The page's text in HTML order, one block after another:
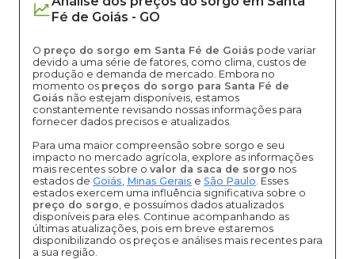
Fé de Goiás - GO
O preço do sorgo em Santa Fé de Goiás pode variar
devido a uma série de fatores, como clima, custos de
produção e demanda de mercado. Embora no
momento os preços do sorgo para Santa Fé de
Goiás não estejam disponíveis, estamos
constantemente revisando nossas informações para
fornecer dados precisos e atualizados.
Para uma maior compreensão sobre sorgo e seu
impacto no mercado agrícola, explore as informações
mais recentes sobre o valor da saca de sorgo nos
estados de Goiás, Minas Gerais e São Paulo. Esses
estados exercem uma influência significativa sobre o
preço do sorgo, e possuímos dados atualizados
disponíveis para eles. Continue acompanhando as
últimas atualizações, pois em breve estaremos
disponibilizando os preços e análises mais recentes para
a sua região.